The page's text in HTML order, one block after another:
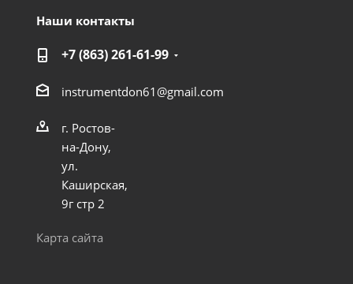
Наши контакты
+7 (863) 261-61-99
instrumentdon61@gmail.com
г. Ростов-
на-Дону,
ул.
Каширская,
9г стр 2
Карта сайта